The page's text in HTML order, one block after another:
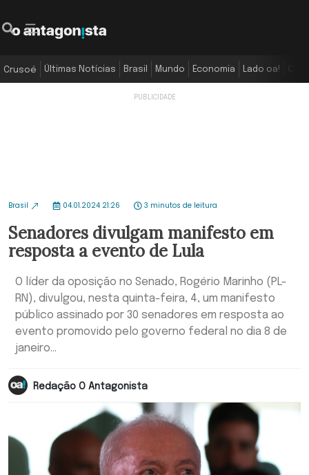
Crusoé Últimas Notícias Brasil Mundo Economia Lado oa!
Brasil 04.01.2024 21:26 3 minutos de leitura
Senadores divulgam manifesto em
resposta a evento de Lula
O líder da oposição no Senado, Rogério Marinho (PL-
RN), divulgou, nesta quinta-feira, 4, um manifesto
público assinado por 30 senadores em resposta ao
evento promovido pelo governo federal no dia 8 de
janeiro...
Redação O Antagonista